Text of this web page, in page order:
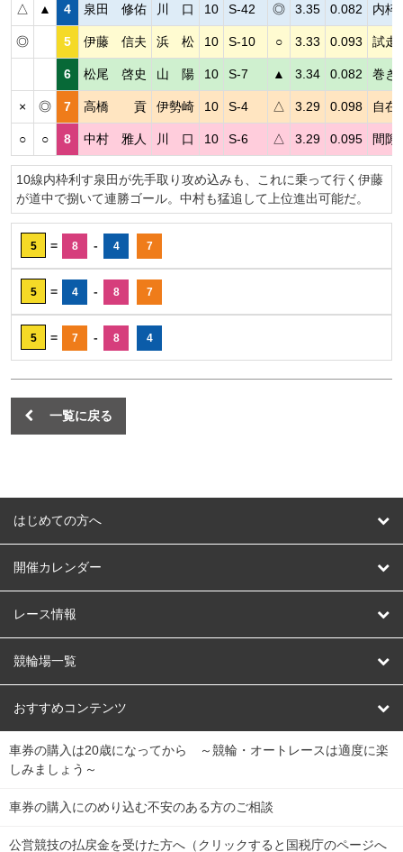
△ ▲ 4 泉田 修佑 川 口 10 S-42 ◎ 3.35 0.082 内枠
◎ 5 伊藤 信夫 浜 松 10 S-10 ○ 3.33 0.093 試走
6 松尾 啓史 山 陽 10 S-7 ▲ 3.34 0.082 巻き
× ◎ 7 高橋 貢 伊勢崎 10 S-4 △ 3.29 0.098 自在
○ ○ 8 中村 雅人 川 口 10 S-6 △ 3.29 0.095 間隙
10線内枠利す泉田が先手取り攻め込みも、これに乗って行く伊藤
が道中で捌いて連勝ゴール。中村も猛追して上位進出可能だ。
5 = 8 - 4 7
5 = 4 - 8 7
5 = 7 - 8 4
一覧に戻る
はじめての方へ
はじめての方へ
開催カレンダー
競輪
オートレース
競輪くじ
Dokanto!
チャリロトプラザ
レース情報
レース予想
レース結果
キャリーオーバー一覧
競輪場一覧
北日本 函館競輪場
関
東
弥彦競輪場 前橋競輪場 取手競輪場 宇都宮競輪場
おすすめコンテンツ
競輪選手情報
Perfecta Navi
netkeirin
車券の購入は20歳になってから ～競輪・オートレースは適度に楽
しみましょう～
車券の購入にのめり込む不安のある方のご相談
公営競技の払戻金を受けた方へ（クリックすると国税庁のページへ